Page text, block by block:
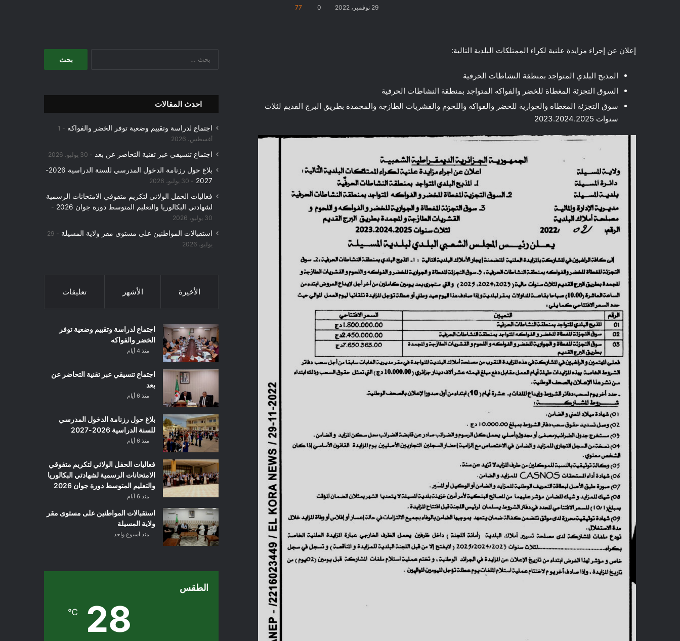
29 نوفمبر، 2022 0
77
إعلان عن إجراء مزايدة علنية لكراء الممتلكات البلدية التالية:
المذبح البلدي المتواجد بمنطقة النشاطات الحرفية
السوق التجزئة المغطاة للخضر والفواكه المتواجد بمنطقة النشاطات الحرفية
سوق التجزئة المغطاه والجوارية للخضر والفواكه واللحوم والقشريات الطازجة والمجمدة بطريق البرج القديم لثلاث
سنوات 2023.2024.2025
احدث المقالات
اجتماع لدراسة وتقييم وضعية توفر الخضر والفواكه
1
أغسطس، 2026
اجتماع تنسيقي عبر تقنية التحاضر عن بعد 30 يوليو، 2026
بلاغ حول رزنامة الدخول المدرسي للسنة الدراسية 2026-
2027
30 يوليو، 2026
فعاليات الحفل الولائي لتكريم متفوقي الامتحانات الرسمية
لشهادتي البكالوريا والتعليم المتوسط دورة جوان 2026
30 يوليو، 2026
استقبالات المواطنين على مستوى مقر ولاية المسيلة
29
يوليو، 2026
الأخيرة الأشهر تعليقات
اجتماع لدراسة وتقييم وضعية توفر
الخضر والفواكه
منذ 4 أيام
اجتماع تنسيقي عبر تقنية التحاضر عن
بعد
منذ 6 أيام
بلاغ حول رزنامة الدخول المدرسي
للسنة الدراسية 2026-2027
منذ 6 أيام
فعاليات الحفل الولائي لتكريم متفوقي
الامتحانات الرسمية لشهادتي البكالوريا
والتعليم المتوسط دورة جوان 2026
منذ 6 أيام
استقبالات المواطنين على مستوى مقر
ولاية المسيلة
منذ أسبوع واحد
الطقس
28
℃